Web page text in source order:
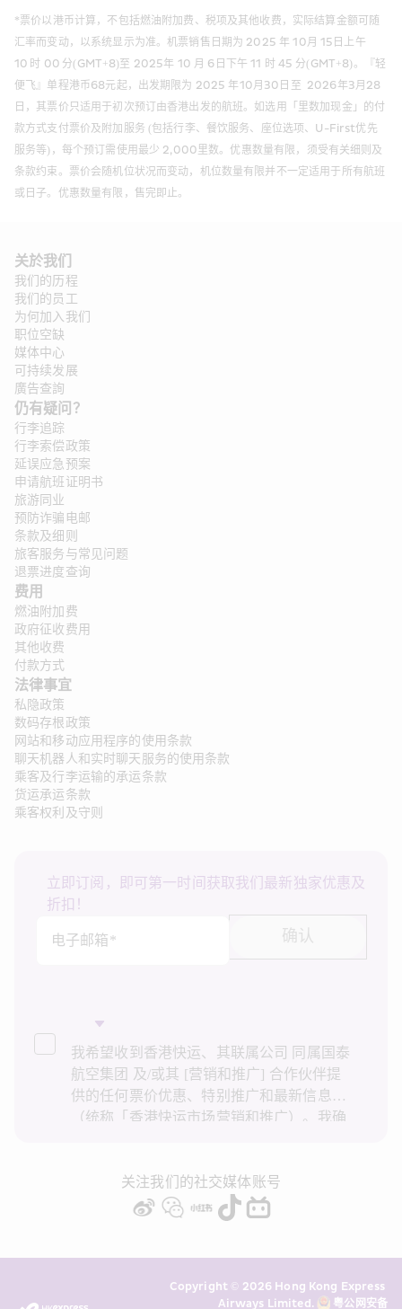
*票价以港币计算，不包括燃油附加费、税项及其他收费，实际结算金额可随
汇率而变动，以系统显示为准。机票销售日期为 2025 年 10月 15日上午
10 时 00 分(GMT+8)至 2025年 10 月 6日下午 11 时 45 分(GMT+8)。『轻
便飞』单程港币68元起，出发期限为 2025 年10月30日至  2026年3月28
日，其票价只适用于初次预订由香港出发的航班。如选用「里数加现金」的付
款方式支付票价及附加服务 (包括行李、餐饮服务、座位选项、U-First优先
服务等)，每个预订需使用最少 2,000里数。优惠数量有限，须受有关细则及
条款约束。票价会随机位状况而变动，机位数量有限并不一定适用于所有航班
或日子。优惠数量有限，售完即止。
关於我们
我们的历程
我们的员工
为何加入我们
职位空缺
媒体中心
可持续发展
廣告查詢
仍有疑问？
行李追踪
行李索偿政策
延误应急预案
申请航班证明书
旅游同业
预防诈骗电邮
条款及细则
旅客服务与常见问题
退票进度查询
费用
燃油附加费
政府征收费用
其他收费
付款方式
法律事宜
私隐政策
数码存根政策
网站和移动应用程序的使用条款
聊天机器人和实时聊天服务的使用条款
乘客及行李运输的承运条款
货运承运条款
乘客权利及守则
立即订阅，即可第一时间获取我们最新独家优惠及
折扣！
电子邮箱*
确认
我希望收到香港快运、其联属公司 同属国泰
航空集团 及/或其 [营销和推广] 合作伙伴提
供的任何票价优惠、特别推广和最新信息
（统称「香港快运市场营销和推广）。我确
务历史记录进行直接市场营销和推广。我知
悉在未经我的同意下，香港快运不会使用我
的个人资料作直接营销和推广用途。详情请
关注我们的社交媒体账号
Copyright © 2026 Hong Kong Express
Airways Limited.
粤公网安备